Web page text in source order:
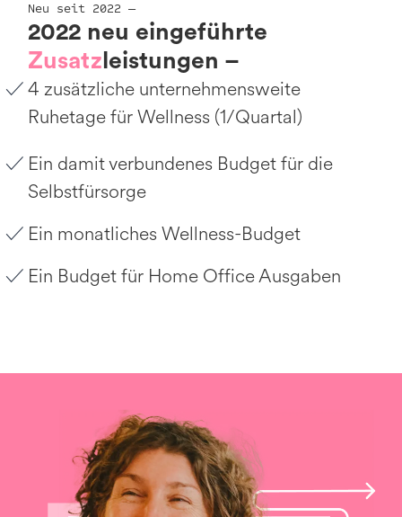
Neu seit 2022 —
2022 neu eingeführte
Zusatz leistungen –
4 zusätzliche unternehmensweite
Ruhetage für Wellness (1/Quartal)
Ein damit verbundenes Budget für die
Selbstfürsorge
Ein monatliches Wellness-Budget
Ein Budget für Home Office Ausgaben